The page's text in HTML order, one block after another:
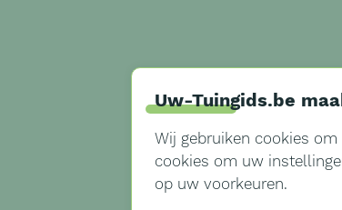
Uw-Tuingids.be
Wij gebruiken cookies
cookies om uw
op uw voorkeuren.